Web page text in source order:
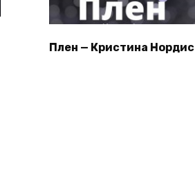
Плен — Кристина Нордис